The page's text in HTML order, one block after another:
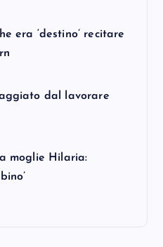
era ‘destino’ recitare
dal lavorare
moglie Hilaria: